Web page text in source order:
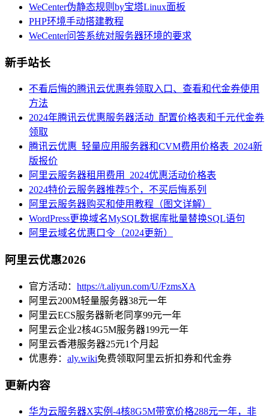
WeCenter伪静态规则by宝塔Linux面板
PHP环境手动搭建教程
WeCenter问答系统对服务器环境的要求
新手站长
不看后悔的腾讯云优惠券领取入口、查看和代金券使用
方法
2024年腾讯云优惠服务器活动_配置价格表和千元代金券
领取
腾讯云优惠_轻量应用服务器和CVM费用价格表_2024新
版报价
阿里云服务器租用费用_2024优惠活动价格表
2024特价云服务器推荐5个，不买后悔系列
阿里云服务器购买和使用教程（图文详解）
WordPress更换域名MySQL数据库批量替换SQL语句
阿里云域名优惠口令（2024更新）
阿里云优惠2026
官方活动： https://t.aliyun.com/U/FzmsXA
阿里云200M轻量服务器38元一年
阿里云ECS服务器新老同享99元一年
阿里云企业2核4G5M服务器199元一年
阿里云香港服务器25元1个月起
优惠券： aly.wiki免费领取阿里云折扣券和代金券
更新内容
华为云服务器X实例-4核8G5M带宽价格288元一年，非